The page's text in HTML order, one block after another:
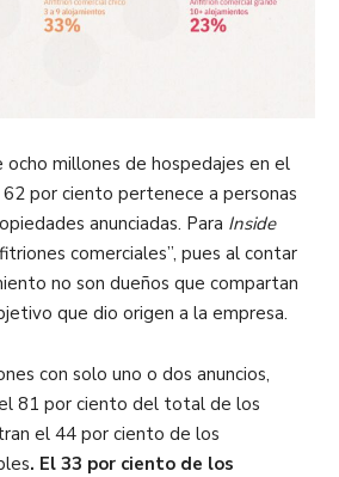
millones de hospedajes en el
por ciento pertenece a personas
anunciadas. Para Inside
comerciales”, pues al contar
no son dueños que compartan
que dio origen a la empresa.
con solo uno o dos anuncios,
81 por ciento del total de los
el 44 por ciento de los
. El 33 por ciento de los